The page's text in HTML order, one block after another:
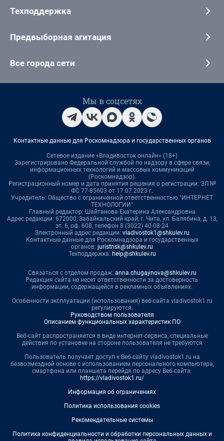
Техподдержка
Предвыборная агитация
Все города сети
Мы в соцсетях
Контактные данные для Роскомнадзора и государственных органов
Сетевое издание «Владивосток онлайн» (18+)
Зарегистрировано Федеральной службой по надзору в сфере связи,
информационных технологий и массовых коммуникаций
(Роскомнадзор).
Регистрационный номер и дата принятия решения о регистрации: ЭЛ №
ФС 77-85603 от 17.07.2023 г.
Учредитель: Общество с ограниченной ответственностью "ИНТЕРНЕТ
ТЕХНОЛОГИИ"
Главный редактор: Шайтанова Екатерина Александровна
Адрес редакции: 672000, Забайкальский край, г. Чита, ул. Балябина, д. 13,
эт. 6, оф. 608, телефон 8 (3022) 40-08-24
Электронный адрес редакции: vladivostok1@shkulev.ru
Контактные данные для Роскомнадзора и государственных
органов: juristnsk@shkulev.ru
Техподдержка: help@shkulev.ru
Связаться с отделом продаж: anna.chugaynova@shkulev.ru
Редакция сайта не несет ответственности за достоверность
информации, содержащейся в рекламных объявлениях.
Особенности эксплуатации (использования) веб-сайта vladivostok1.ru
регулируются:
Руководством пользователя
Описанием функциональных характеристик ПО
Веб-сайт распространяется в виде интернет-сервиса, специальные
действия по установке на стороне пользователя не требуются
Пользователь получает доступ к Веб-сайту vladivostok1.ru на
безвозмездной основе с использованием персонального компьютера,
смартфона или планшета перейдя по адресу Веб-сайта:
https://vladivostok1.ru/
Информация об ограничениях
Политика использования cookies
Рекомендательные системы
Политика конфиденциальности и обработки персональных данных и